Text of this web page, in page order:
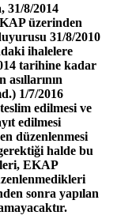
31/8/2014
üzerinden
31/8/2010
ihalelere
tarihine kadar
1/7/2016
edilmesi ve
edilmesi
düzenlenmesi
halde bu
EKAP
sonra yapılan